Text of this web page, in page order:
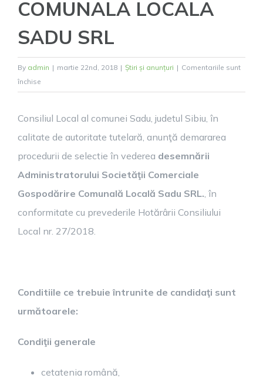
COMUNALA LOCALA
SADU SRL
By admin | martie 22nd, 2018 | Știri și anunțuri | Comentariile sunt
închise
ANUNT
ADMINISTRATOR
SC
GOSPODARIRE
LOCALA
SADU
Consiliul Local al comunei Sadu, judetul Sibiu, în
calitate de autoritate tutelară, anunţă demararea
procedurii de selectie în vederea desemnării
Administratorului Societăţii Comerciale
Gospodărire Comunală Locală Sadu SRL., în
conformitate cu prevederile Hotărârii Consiliului
Local nr. 27/2018.
Conditiile ce trebuie întrunite de candidaţi sunt
următoarele:
Condiţii generale
cetatenia română,